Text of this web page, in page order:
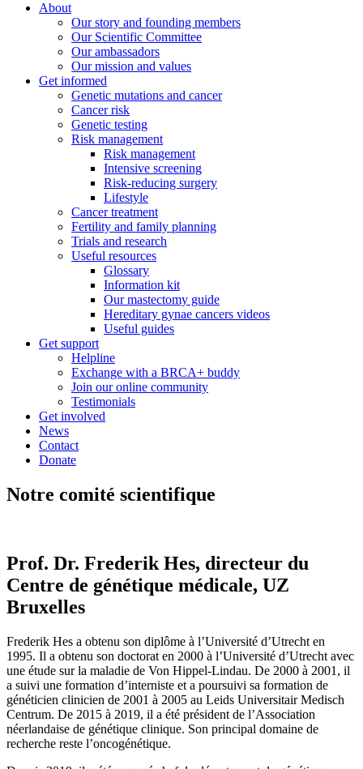
About
Our story and founding members
Our Scientific Committee
Our ambassadors
Our mission and values
Get informed
Genetic mutations and cancer
Cancer risk
Genetic testing
Risk management
Risk management
Intensive screening
Risk-reducing surgery
Lifestyle
Cancer treatment
Fertility and family planning
Trials and research
Useful resources
Glossary
Information kit
Our mastectomy guide
Hereditary gynae cancers videos
Useful guides
Get support
Helpline
Exchange with a BRCA+ buddy
Join our online community
Testimonials
Get involved
News
Contact
Donate
Notre comité scientifique
Prof. Dr. Frederik Hes, directeur du
Centre de génétique médicale, UZ
Bruxelles
Frederik Hes a obtenu son diplôme à l’Université d’Utrecht en
1995. Il a obtenu son doctorat en 2000 à l’Université d’Utrecht avec
une étude sur la maladie de Von Hippel-Lindau. De 2000 à 2001, il
a suivi une formation d’interniste et a poursuivi sa formation de
généticien clinicien de 2001 à 2005 au Leids Universitair Medisch
Centrum. De 2015 à 2019, il a été président de l’Association
néerlandaise de génétique clinique. Son principal domaine de
recherche reste l’oncogénétique.